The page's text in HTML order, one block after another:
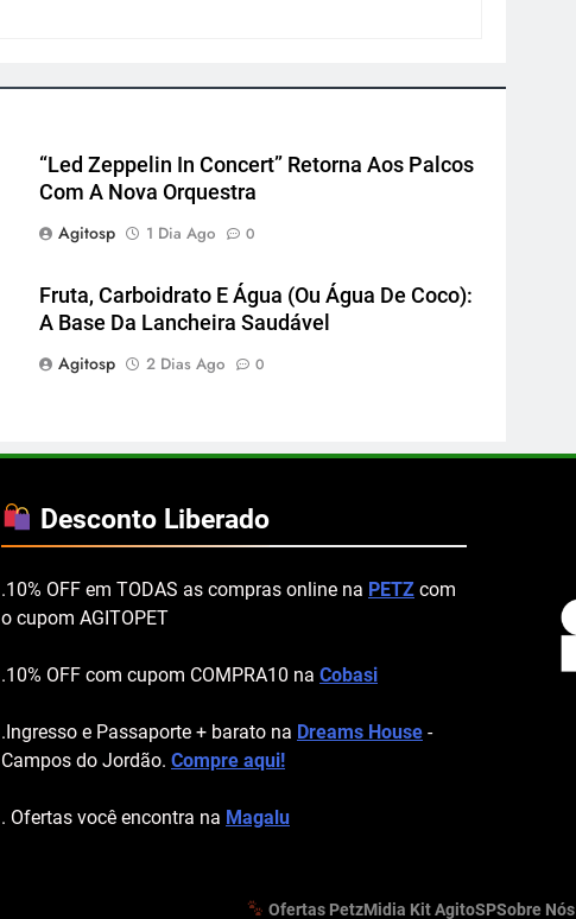
“Led Zeppelin In Concert” Retorna Aos Palcos
Com A Nova Orquestra
Agitosp
1 Dia Ago 0
Fruta, Carboidrato E Água (ou Água De Coco):
A Base Da Lancheira Saudável
Agitosp
2 Dias Ago 0
Desconto Liberado
.10% OFF em TODAS as compras online na PETZ com
o cupom AGITOPET
.10% OFF com cupom COMPRA10 na Cobasi
.Ingresso e Passaporte + barato na Dreams House -
Campos do Jordão. Compre aqui!
. Ofertas você encontra na Magalu
Ofertas PetzMidia Kit AgitoSPSobre Nós